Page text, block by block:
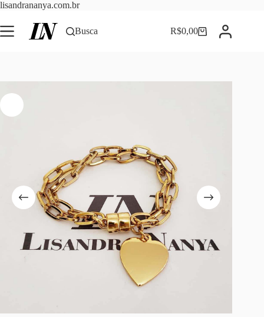
lisandrananya.com.brPular
o
conteúdo
Busca Carrinho
R$0,00